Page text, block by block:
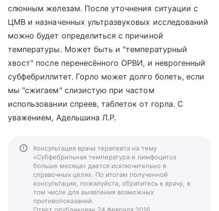
слюнным железам. После уточнения ситуации с
ЦМВ и назначенных ультразвуковых исследований
можно будет определиться с причиной
температуры. Может быть и "температурный
хвост" после перенесённого ОРВИ, и неврогенный
субфебриллитет. Горло может долго болеть, если
мы "сжигаем" слизистую при частом
использовании спреев, таблеток от горла. С
уважением, Адельшина Л.Р.
Консультация врача терапевта на тему
«Субфебрильная температура и лимфоцитоз
больше месяца» дается исключительно в
справочных целях. По итогам полученной
консультации, пожалуйста, обратитесь к врачу, в
том числе для выявления возможных
противопоказаний.